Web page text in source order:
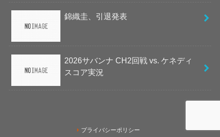
錦織圭、引退発表
2026サバンナ CH2回戦 vs. ケネディ
スコア実況
プライバシーポリシー